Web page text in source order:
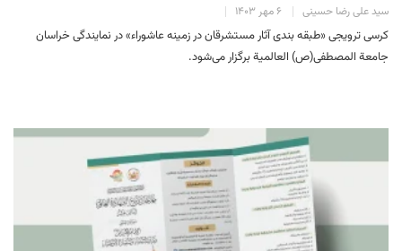
سید علی رضا حسینی ۶ مهر ۱۴۰۳
کرسی ترویجی «طبقه بندی آثار مستشرقان در زمینه عاشوراء» در نمایندگی خراسان
جامعة‌ المصطفی(ص) العالمیة‌ برگزار می‌شود.